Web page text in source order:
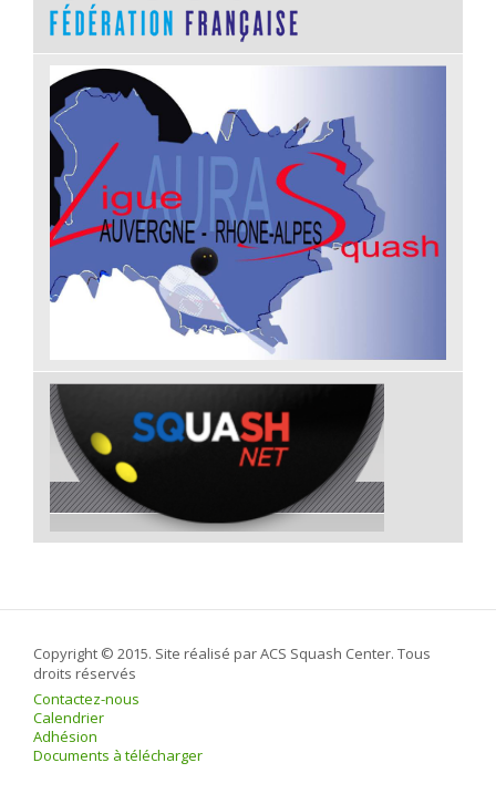
Copyright © 2015. Site réalisé par ACS Squash Center. Tous
droits réservés
Contactez-nous
Calendrier
Adhésion
Documents à télécharger